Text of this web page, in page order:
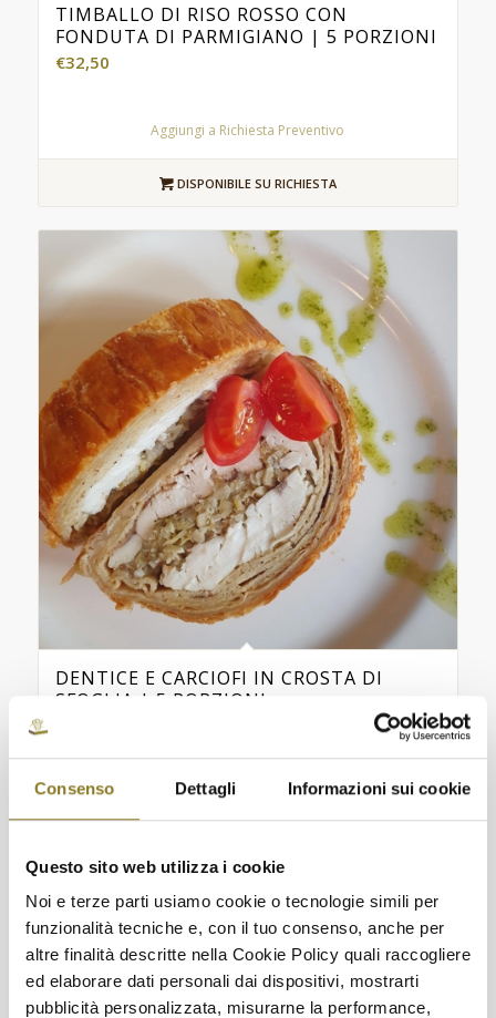
Consenso Dettagli Informazioni sui cookie
Questo sito web utilizza i cookie
Noi e terze parti usiamo cookie o tecnologie simili per
funzionalità tecniche e, con il tuo consenso, anche per
altre finalità descritte nella Cookie Policy quali raccogliere
ed elaborare dati personali dai dispositivi, mostrarti
pubblicità personalizzata, misurarne la performance,
TIMBALLO DI RISO ROSSO CON
FONDUTA DI PARMIGIANO | 5 PORZIONI
€32,50
Aggiungi a Richiesta Preventivo
DISPONIBILE SU RICHIESTA
DENTICE E CARCIOFI IN CROSTA DI
SFOGLIA | 5 PORZIONI
Aggiungi a Richiesta Preventivo